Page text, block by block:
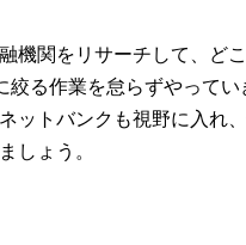
機関をリサーチして、ど
絞る作業を怠らずやってい
ットバンクも視野に入れ
しょう。